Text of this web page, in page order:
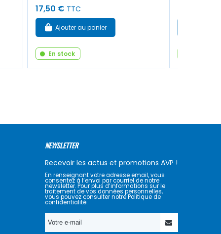
17,50 € TTC
Ajouter au panier
En stock
NEWSLETTER
Recevoir les actus et promotions AVP !
En renseignant votre adresse email, vous
consentez à l’envoi par courriel de notre
newsletter. Pour plus d’informations sur le
traitement de vos données personnelles,
vous pouvez consulter notre Politique de
confidentialité.